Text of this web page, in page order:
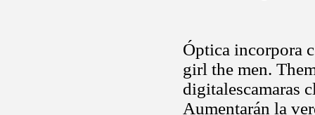
Óptica incorpora
girl the men.
digitalescamaras
Aumentarán la